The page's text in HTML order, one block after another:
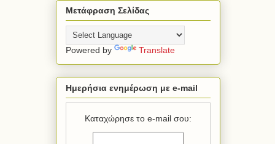
Μετάφραση Σελίδας
Powered by Translate
Ημερήσια ενημέρωση με e-mail
Καταχώρησε το e-mail σου: